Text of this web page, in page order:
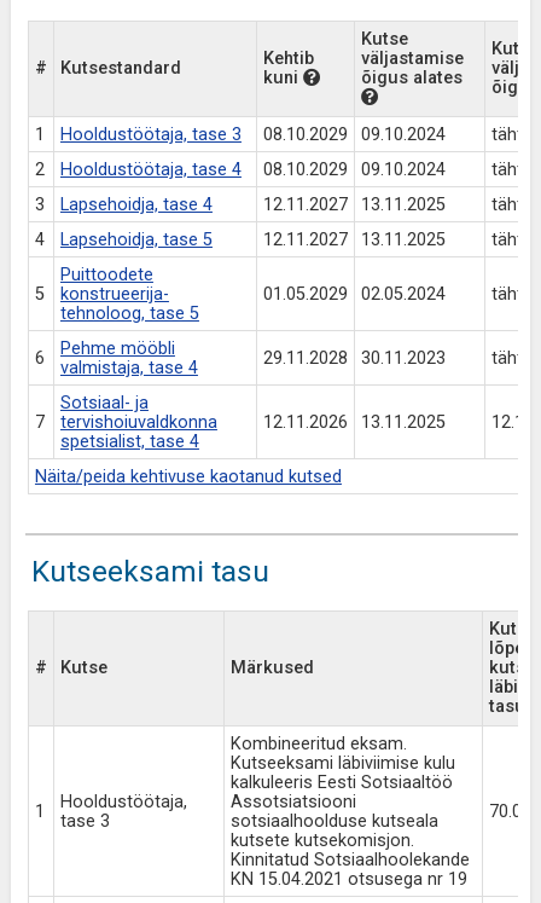
# Kutsestandard
Kehtib
kuni
Kutse
väljastamise
õigus alates
Kutse
1 Hooldustöötaja, tase 3 08.10.2029 09.10.2024
2
Hooldustöötaja, tase 4 08.10.2029 09.10.2024
3
Lapsehoidja, tase 4 12.11.2027 13.11.2025
4
Lapsehoidja, tase 5 12.11.2027 13.11.2025
5
Puittoodete
konstrueerija-
tehnoloog, tase 5
01.05.2029 02.05.2024
6
Pehme mööbli
valmistaja, tase 4
29.11.2028 30.11.2023
7
Sotsiaal- ja
tervishoiuvaldkonna
spetsialist, tase 4
12.11.2026 13.11.2025
Näita/peida kehtivuse kaotanud kutsed
Kutseeksami tasu
# Kutse Märkused
tasu
1
Hooldustöötaja,
tase 3
Kombineeritud eksam.
Kutseeksami läbiviimise kulu
kalkuleeris Eesti Sotsiaaltöö
Assotsiatsiooni
sotsiaalhoolduse kutseala
kutsete kutsekomisjon.
Kinnitatud Sotsiaalhoolekande
KN 15.04.2021 otsusega nr 19
70.00